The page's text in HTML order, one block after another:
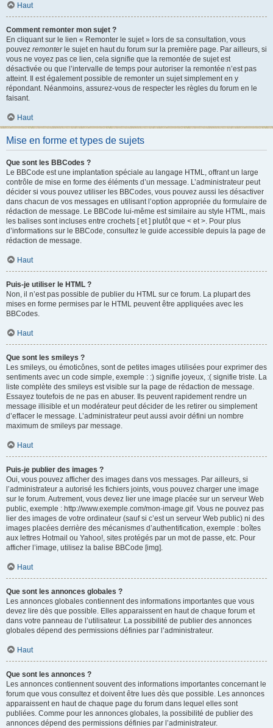
Haut
Comment remonter mon sujet ?
En cliquant sur le lien « Remonter le sujet » lors de sa consultation, vous
pouvez remonterle sujet en haut du forum sur la première page. Par ailleurs, si
vous ne voyez pas ce lien, cela signifie que la remontée de sujet est
désactivée ou que l’intervalle de temps pour autoriser la remontée n’est pas
atteint. Il est également possible de remonter un sujet simplement en y
répondant. Néanmoins, assurez-vous de respecter les règles du forum en le
faisant.
Haut
Mise en forme et types de sujets
Que sont les BBCodes ?
Le BBCode est une implantation spéciale au langage HTML, offrant un large
contrôle de mise en forme des éléments d’un message. L’administrateur peut
décider si vous pouvez utiliser les BBCodes, vous pouvez aussi les désactiver
dans chacun de vos messages en utilisant l’option appropriée du formulaire de
rédaction de message. Le BBCode lui-même est similaire au style HTML, mais
les balises sont incluses entre crochets [ et ] plutôt que < et >. Pour plus
d’informations sur le BBCode, consultez le guide accessible depuis la page de
rédaction de message.
Haut
Puis-je utiliser le HTML ?
Non, il n’est pas possible de publier du HTML sur ce forum. La plupart des
mises en forme permises par le HTML peuvent être appliquées avec les
BBCodes.
Haut
Que sont les smileys ?
Les smileys, ou émoticônes, sont de petites images utilisées pour exprimer des
sentiments avec un code simple, exemple : :) signifie joyeux, :( signifie triste. La
liste complète des smileys est visible sur la page de rédaction de message.
Essayez toutefois de ne pas en abuser. Ils peuvent rapidement rendre un
message illisible et un modérateur peut décider de les retirer ou simplement
d’effacer le message. L’administrateur peut aussi avoir défini un nombre
maximum de smileys par message.
Haut
Puis-je publier des images ?
Oui, vous pouvez afficher des images dans vos messages. Par ailleurs, si
l’administrateur a autorisé les fichiers joints, vous pouvez charger une image
sur le forum. Autrement, vous devez lier une image placée sur un serveur Web
public, exemple : http://www.exemple.com/mon-image.gif. Vous ne pouvez pas
lier des images de votre ordinateur (sauf si c’est un serveur Web public) ni des
images placées derrière des mécanismes d’authentification, exemple : boîtes
aux lettres Hotmail ou Yahoo!, sites protégés par un mot de passe, etc. Pour
afficher l’image, utilisez la balise BBCode [img].
Haut
Que sont les annonces globales ?
Les annonces globales contiennent des informations importantes que vous
devez lire dès que possible. Elles apparaissent en haut de chaque forum et
dans votre panneau de l’utilisateur. La possibilité de publier des annonces
globales dépend des permissions définies par l’administrateur.
Haut
Que sont les annonces ?
Les annonces contiennent souvent des informations importantes concernant le
forum que vous consultez et doivent être lues dès que possible. Les annonces
apparaissent en haut de chaque page du forum dans lequel elles sont
publiées. Comme pour les annonces globales, la possibilité de publier des
annonces dépend des permissions définies par l’administrateur.